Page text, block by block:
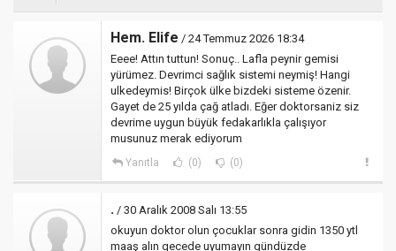
Hem. Elife / 24 Temmuz 2026 18:34
Eeee! Attın tuttun! Sonuç.. Lafla peynir gemisi
yürümez. Devrimci sağlık sistemi neymiş! Hangi
ulkedeymis! Birçok ülke bizdeki sisteme özenir.
Gayet de 25 yılda çağ atladı. Eğer doktorsaniz siz
devrime uygun büyük fedakarlıkla çalışıyor
musunuz merak ediyorum
Yanıtla (0) (0)
. / 30 Aralık 2008 Salı 13:55
okuyun doktor olun çocuklar sonra gidin 1350 ytl
maaş alın gecede uyumayın gündüzde